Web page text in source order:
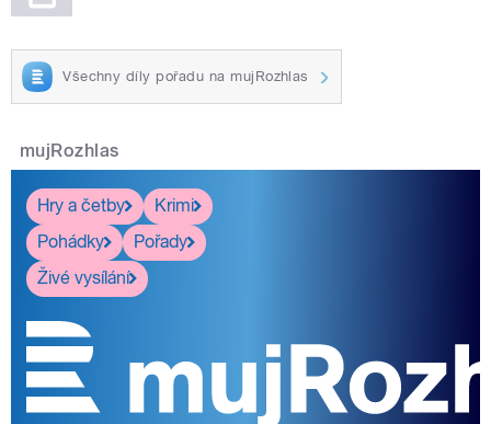
Všechny díly pořadu na mujRozhlas
mujRozhlas
Hry a četby
Krimi
Pohádky
Pořady
Živé vysílání